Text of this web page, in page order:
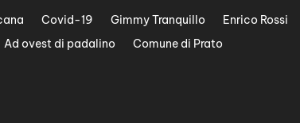
Covid-19 Gimmy Tranquillo
Enrico Rossi
Ad ovest di padalino
Comune di Prato